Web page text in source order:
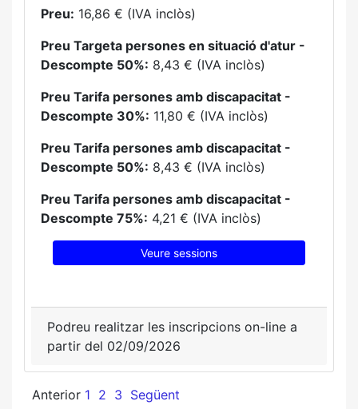
Preu: 16,86 € (IVA inclòs)
Preu Targeta persones en situació d'atur -
Descompte 50%: 8,43 € (IVA inclòs)
Preu Tarifa persones amb discapacitat -
Descompte 30%: 11,80 € (IVA inclòs)
Preu Tarifa persones amb discapacitat -
Descompte 50%: 8,43 € (IVA inclòs)
Preu Tarifa persones amb discapacitat -
Descompte 75%: 4,21 € (IVA inclòs)
Veure sessions
Podreu realitzar les inscripcions on-line a
partir del 02/09/2026
Anterior 1 2 3 Següent